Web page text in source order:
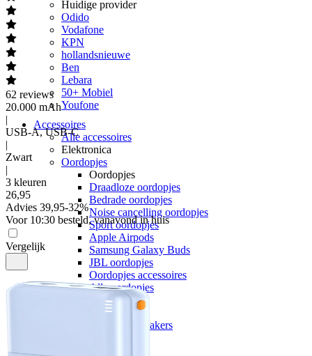
Huidige provider
Odido
Vodafone
KPN
hollandsnieuwe
Ben
Lebara
50+ Mobiel
Youfone
Accessoires
Alle accessoires
Elektronica
Oordopjes
Oordopjes
Draadloze oordopjes
Bedrade oordopjes
Noise cancelling oordopjes
Sport oordopjes
Apple Airpods
Samsung Galaxy Buds
JBL oordopjes
Oordopjes accessoires
Alle oordopjes
Speakers
Bluetooth speakers
62 reviews
20.000 mAh
|
USB-A, USB-C
|
Zwart
|
3 kleuren
26,95
Advies 39,95-32%
Voor 10:30 besteld, vanavond in huis
Vergelijk